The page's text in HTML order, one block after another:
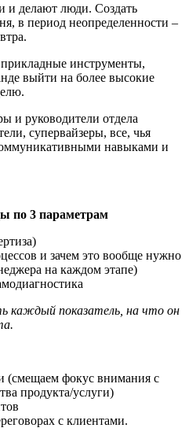
и делают люди. Создать
в период неопределенности –
инструменты,
выйти на более высокие
и руководители отдела
супервайзеры, все, чья
навыками и
по 3 параметрам
и зачем это вообще нужно
на каждом этапе)
каждый показатель, на что он
(смещаем фокус внимания с
продукта/услуги)
с клиентами.